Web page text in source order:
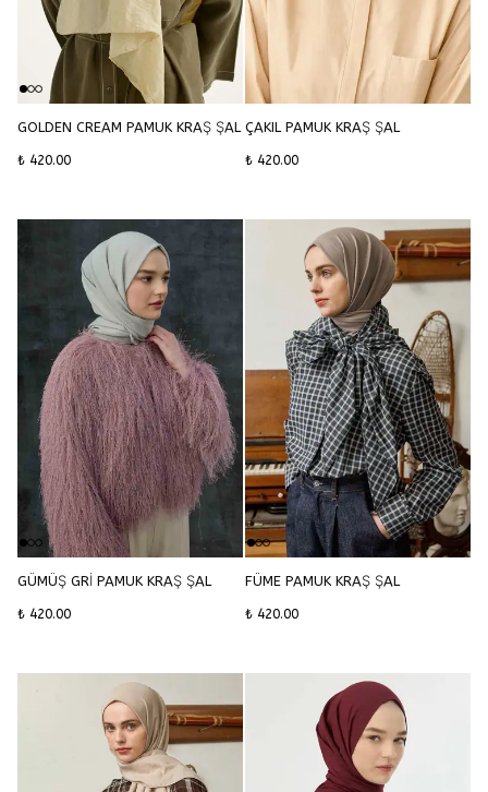
GOLDEN CREAM PAMUK KRAŞ ŞAL
₺ 420.00
ÇAKIL PAMUK KRAŞ ŞAL
₺ 420.00
GÜMÜŞ GRİ PAMUK KRAŞ ŞAL
₺ 420.00
FÜME PAMUK KRAŞ ŞAL
₺ 420.00